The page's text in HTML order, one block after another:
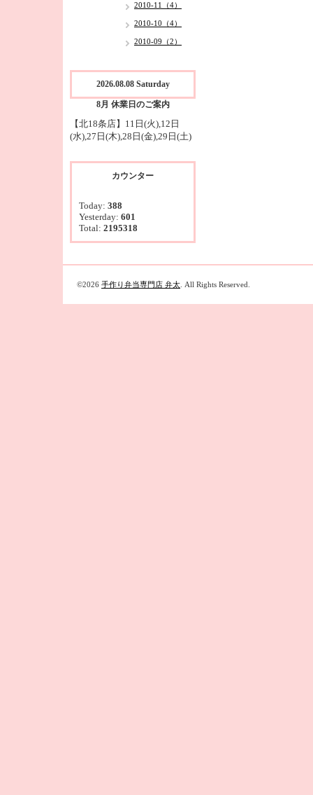
2010-11（4）
2010-10（4）
2010-09（2）
2026.08.08 Saturday
8月 休業日のご案内
【北18条店】11日(火),12日
(水),27日(木),28日(金),29日(土)
カウンター
Today: 388
Yesterday: 601
Total: 2195318
©2026 手作り弁当専門店 弁太 . All Rights Reserved.